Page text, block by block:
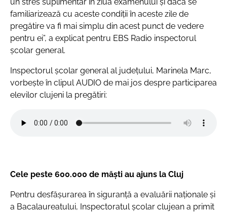
familiarizează cu aceste condiții în aceste zile de
pregătire va fi mai simplu din acest punct de vedere
pentru ei”, a explicat pentru EBS Radio inspectorul
școlar general.
Inspectorul școlar general al județului, Marinela Marc,
vorbește în clipul AUDIO de mai jos despre participarea
elevilor clujeni la pregătiri:
Cele peste 600.000 de măști au ajuns la Cluj
Pentru desfășurarea în siguranță a evaluării naționale și
a Bacalaureatului, Inspectoratul școlar clujean a primit